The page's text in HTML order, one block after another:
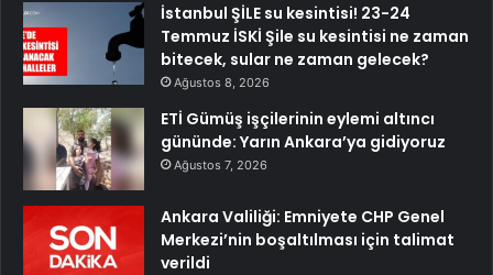
İstanbul ŞİLE su kesintisi! 23-24
Temmuz İSKİ Şile su kesintisi ne zaman
bitecek, sular ne zaman gelecek?
Ağustos 8, 2026
ETİ Gümüş işçilerinin eylemi altıncı
gününde: Yarın Ankara’ya gidiyoruz
Ağustos 7, 2026
Ankara Valiliği: Emniyete CHP Genel
Merkezi’nin boşaltılması için talimat
verildi